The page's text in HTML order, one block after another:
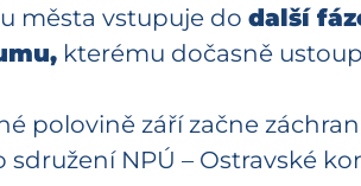
města vstupuje do další
kterému dočasně
polovině září začne
sdružení NPÚ – Ostravské